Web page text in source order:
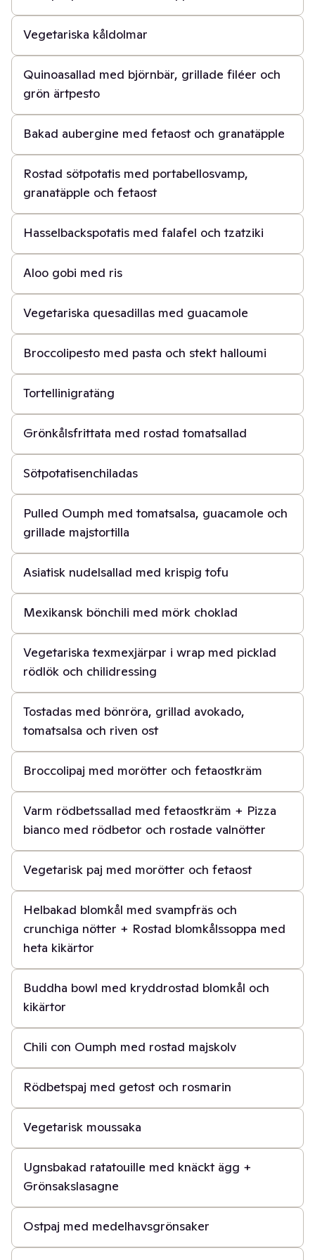
Vegetariska kåldolmar
1 t
Quinoasallad med björnbär, grillade filéer och
grön ärtpesto
45 min
Bakad aubergine med fetaost och granatäpple
40 min
Rostad sötpotatis med portabellosvamp,
granatäpple och fetaost
1 t
Hasselbackspotatis med falafel och tzatziki
30 min
Aloo gobi med ris
30 min
Vegetariska quesadillas med guacamole
20 min
Broccolipesto med pasta och stekt halloumi
30 min
Tortellinigratäng
40 min
Grönkålsfrittata med rostad tomatsallad
50 min
Sötpotatisenchiladas
30 min
Pulled Oumph med tomatsalsa, guacamole och
grillade majstortilla
30 min
Asiatisk nudelsallad med krispig tofu
1 t 30 min
Mexikansk bönchili med mörk choklad
45 min
Vegetariska texmexjärpar i wrap med picklad
rödlök och chilidressing
45 min
Tostadas med bönröra, grillad avokado,
tomatsalsa och riven ost
1 t
Broccolipaj med morötter och fetaostkräm
1 t
Varm rödbetssallad med fetaostkräm + Pizza
bianco med rödbetor och rostade valnötter
1 t
Vegetarisk paj med morötter och fetaost
50 min
Helbakad blomkål med svampfräs och
crunchiga nötter + Rostad blomkålssoppa med
heta kikärtor
50 min
Buddha bowl med kryddrostad blomkål och
kikärtor
30 min
Chili con Oumph med rostad majskolv
50 min
Rödbetspaj med getost och rosmarin
1 t
Vegetarisk moussaka
45 min
Ugnsbakad ratatouille med knäckt ägg +
Grönsakslasagne
50 min
Ostpaj med medelhavsgrönsaker
30 min